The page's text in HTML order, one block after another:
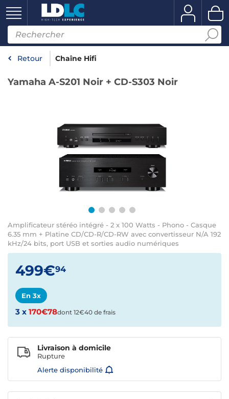
Retour Chaîne Hifi
Yamaha A-S201 Noir + CD-S303 Noir
Amplificateur stéréo intégré - 2 x 100 Watts - Phono - Casque
6.35 mm + Platine CD/CD-R/CD-RW avec convertisseur N/A 192
kHz/24 bits, port USB et sorties audio numériques
499€94
En 3x
3 x 170€78dont 12€40 de frais
Livraison à domicile
Rupture
Alerte disponibilité